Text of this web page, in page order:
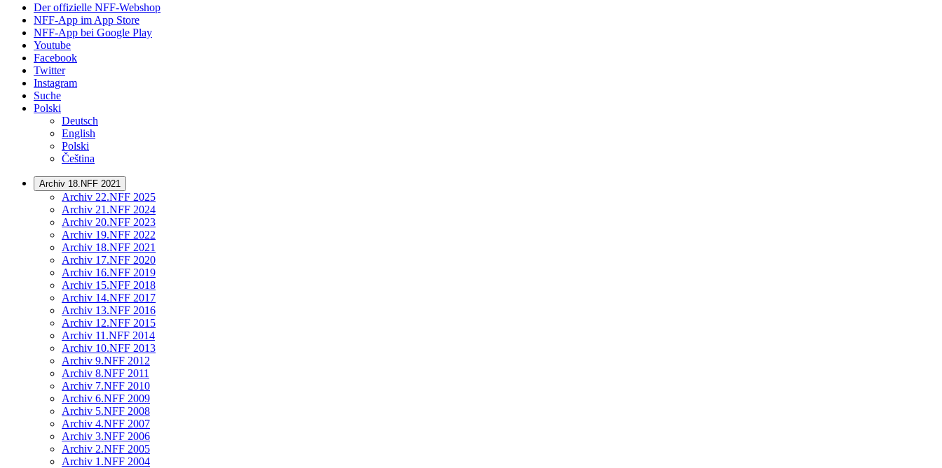
Der offizielle NFF-Webshop
NFF-App im App Store
NFF-App bei Google Play
Youtube
Facebook
Twitter
Instagram
Suche
Polski
Deutsch
English
Polski
Čeština
Archiv 18.NFF 2021
Archiv 22.NFF 2025
Archiv 21.NFF 2024
Archiv 20.NFF 2023
Archiv 19.NFF 2022
Archiv 18.NFF 2021
Archiv 17.NFF 2020
Archiv 16.NFF 2019
Archiv 15.NFF 2018
Archiv 14.NFF 2017
Archiv 13.NFF 2016
Archiv 12.NFF 2015
Archiv 11.NFF 2014
Archiv 10.NFF 2013
Archiv 9.NFF 2012
Archiv 8.NFF 2011
Archiv 7.NFF 2010
Archiv 6.NFF 2009
Archiv 5.NFF 2008
Archiv 4.NFF 2007
Archiv 3.NFF 2006
Archiv 2.NFF 2005
Archiv 1.NFF 2004